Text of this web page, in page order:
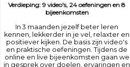
Verdieping: 9 video's, 24 oefeningen en 8
bijeenkomsten
In 3 maanden jezelf beter leren
kennen, lekkerder in je vel, relaxter en
positiever kijken. De basis zijn video's
en praktische oefeningen. Tijdens de
online en live bijeenkomsten gaan we
in gesprek over doelen, ervaringen en